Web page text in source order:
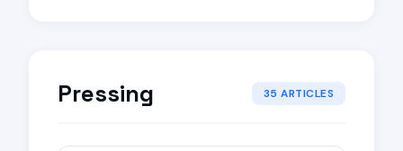
Pressing 35 ARTICLES